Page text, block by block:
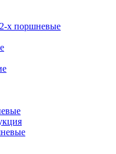
х поршневые